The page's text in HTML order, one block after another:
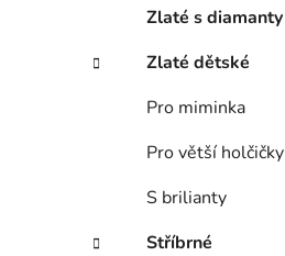
Zlaté s diamanty
Zlaté dětské
Pro miminka
Pro větší holčičky
S brilianty
Stříbrné